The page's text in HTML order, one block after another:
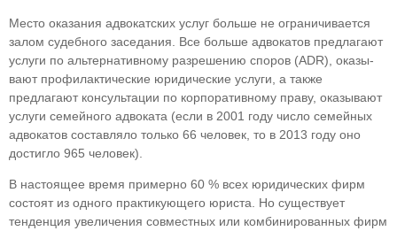
Место оказания адвокатских услуг больше не ограничивается
залом судебного заседания. Все больше адвокатов предлагают
услуги по альтер­нативному разрешению споров (ADR), оказы­
вают профилактические юридические услуги, а также
предлагают консультации по корпоратив­ному праву, оказывают
услуги семейного адво­ката (если в 2001 году число семейных
адвокатов составляло только 66 человек, то в 2013 году оно
достигло 965 человек).
В настоящее время примерно 60 % всех юри­дических фирм
состоят из одного практикующего юриста. Но существует
тенденция увеличения со­вместных или комбинированных фирм